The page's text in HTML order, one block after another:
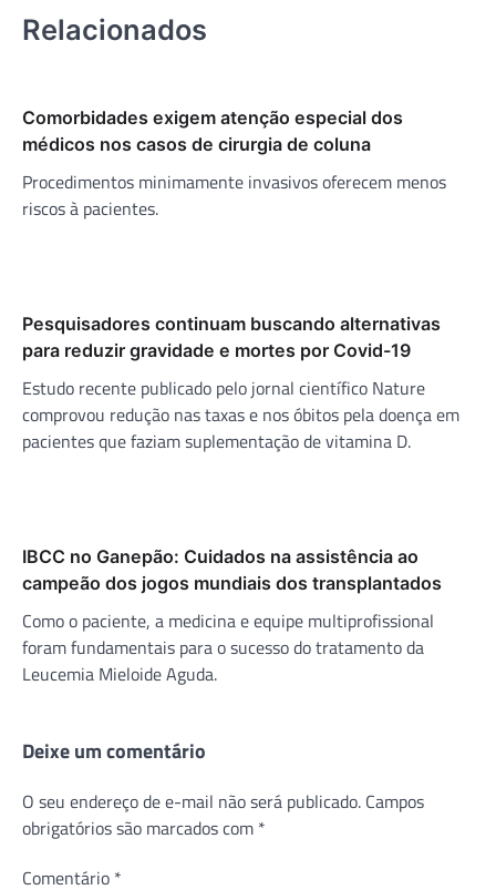
Relacionados
Comorbidades exigem atenção especial dos
médicos nos casos de cirurgia de coluna
Procedimentos minimamente invasivos oferecem menos
riscos à pacientes.
Pesquisadores continuam buscando alternativas
para reduzir gravidade e mortes por Covid-19
Estudo recente publicado pelo jornal científico Nature
comprovou redução nas taxas e nos óbitos pela doença em
pacientes que faziam suplementação de vitamina D.
IBCC no Ganepão: Cuidados na assistência ao
campeão dos jogos mundiais dos transplantados
Como o paciente, a medicina e equipe multiprofissional
foram fundamentais para o sucesso do tratamento da
Leucemia Mieloide Aguda.
Deixe um comentário
O seu endereço de e-mail não será publicado. Campos
obrigatórios são marcados com *
Comentário *